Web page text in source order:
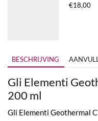
€18,00
BESCHRIJVING
Gli Elementi
200 ml
Gli Elementi Geothermal